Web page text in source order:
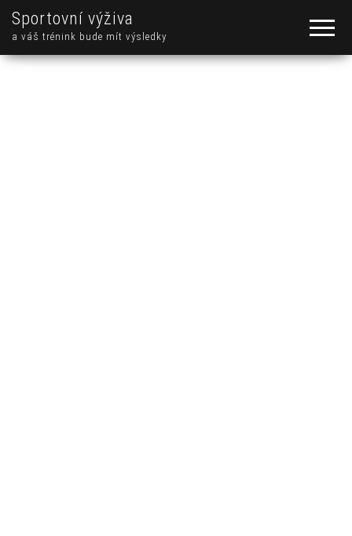
Sportovní výživa
a váš trénink bude mít výsledky